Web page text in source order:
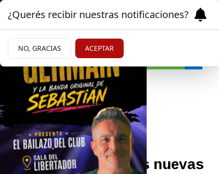
Economía
04/06/2026
Aumento del gas: el
Gobierno aprobó las nuevas
¿Querés recibir nuestras notificaciones?
NO, GRACIAS ACEPTAR